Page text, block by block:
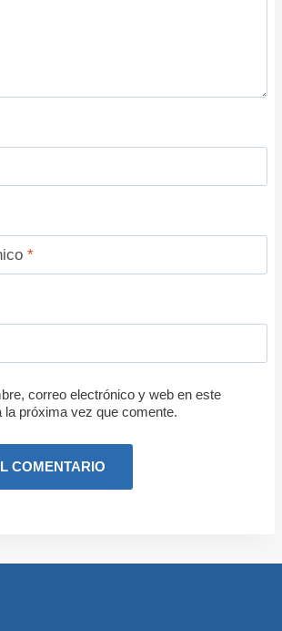
*
correo electrónico y web en este
la próxima vez que comente.